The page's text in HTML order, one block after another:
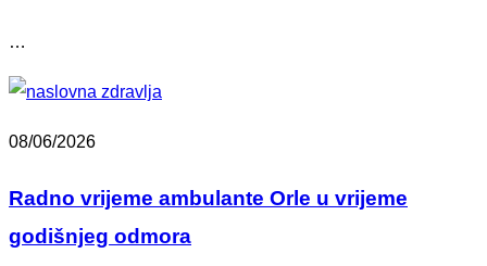
…
08/06/2026
Radno vrijeme ambulante Orle u vrijeme
godišnjeg odmora